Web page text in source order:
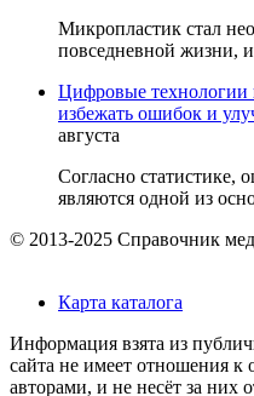
Микропластик стал
повседневной жизни,
Цифровые технологии
избежать ошибок и
августа
Согласно статистике,
являются одной из
© 2013-2025 Справочник
Карта каталога
Информация взята из
сайта не имеет отношения
авторами, и не несёт за них